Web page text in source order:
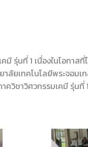
นที่ 1 เนื่องในโอกา
ยเทคโนโลยีพระจอม
าวิศวกรรมเคมี รุ่นที่